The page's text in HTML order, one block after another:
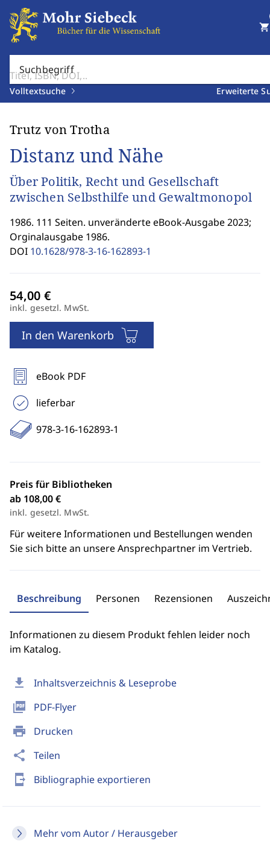
Suchbegriff
Volltextsuche Erweiterte
shopping_cart
download Inhaltsverzeichnis & Leseprobe
picture_as_pdf PDF-Flyer
print Drucken
share Teilen
send_to_mobile Bibliographie exportieren
Mehr vom Autor / Herausgeber
Trutz von Trotha
Distanz und Nähe
Über Politik, Recht und Gesellschaft
zwischen Selbsthilfe und Gewaltmonopol
1986. 111 Seiten. unveränderte eBook-Ausgabe 2023;
Orginalausgabe 1986.
DOI 10.1628/978-3-16-162893-1
inkl. gesetzl. MwSt.
In den Warenkorb
eBook PDF
lieferbar
978-3-16-162893-1
Preis für Bibliotheken
ab 108,00 €
inkl. gesetzl. MwSt.
Für weitere Informationen und Bestellungen wenden
Sie sich bitte an unsere Ansprechpartner im Vertrieb.
Beschreibung Personen Rezensionen
Informationen zu diesem Produkt fehlen leider noch
im Katalog.